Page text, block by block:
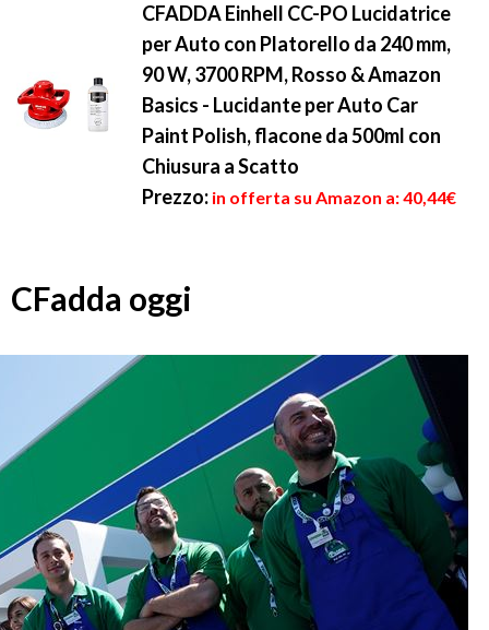
CFADDA Einhell CC-PO Lucidatrice
per Auto con Platorello da 240 mm,
90 W, 3700 RPM, Rosso & Amazon
Basics - Lucidante per Auto Car
Paint Polish, flacone da 500ml con
Chiusura a Scatto
Prezzo: in offerta su Amazon a: 40,44€
CFadda oggi